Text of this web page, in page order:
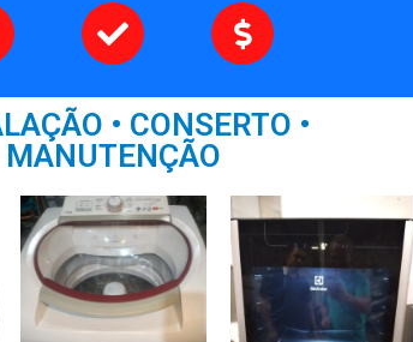
• CONSERTO •
MANUTENÇÃO